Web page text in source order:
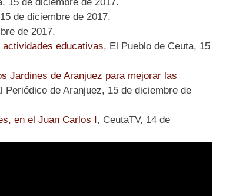
de diciembre de 2017.
de 2017.
educativas, El Pueblo de Ceuta, 15
Jardines de Aranjuez para mejorar las
Periódico de Aranjuez, 15 de diciembre de
en el Juan Carlos I, CeutaTV, 14 de